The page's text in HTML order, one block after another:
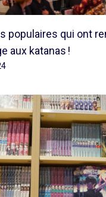
populaires qui ont
aux katanas !